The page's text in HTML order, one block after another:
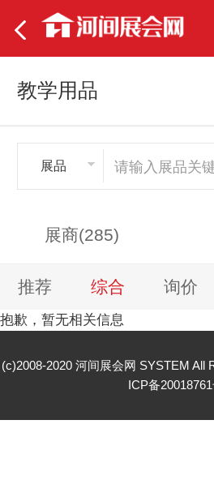
教学用品
展品
展商(285)
推荐 综合 询价
抱歉，暂无相关信息
(c)2008-2020 河间展会网 SYSTEM All
ICP备